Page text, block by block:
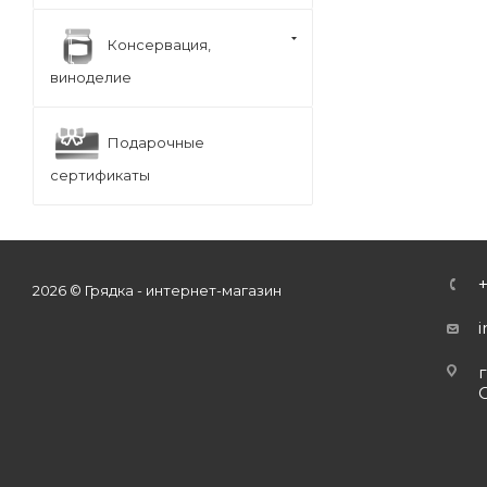
Консервация,
виноделие
Подарочные
сертификаты
2026 © Грядка - интернет-магазин